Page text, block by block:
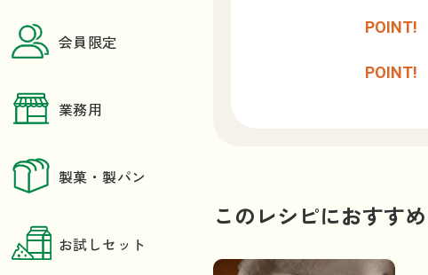
会員限定
業務用
製菓・製パン
お試しセット
このレシピにおすす